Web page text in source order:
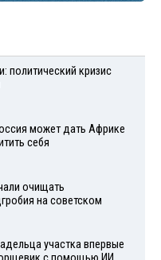
политический кризис
может дать Африке
себя
очищать
на советском
участка впервые